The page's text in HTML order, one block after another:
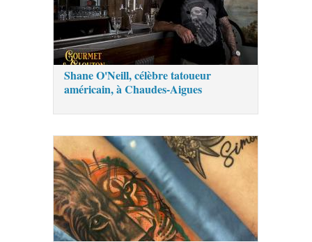
Shane O'Neill, célèbre tatoueur
américain, à Chaudes-Aigues